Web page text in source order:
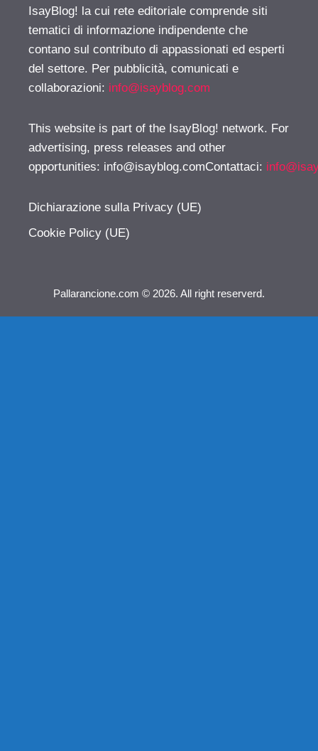
IsayBlog! la cui rete editoriale comprende siti
tematici di informazione indipendente che
contano sul contributo di appassionati ed esperti
del settore. Per pubblicità, comunicati e
collaborazioni: info@isayblog.com
This website is part of the IsayBlog! network. For
advertising, press releases and other
opportunities: info@isayblog.comContattaci:
Dichiarazione sulla Privacy (UE)
Cookie Policy (UE)
Pallarancione.com © 2026. All right reserverd.